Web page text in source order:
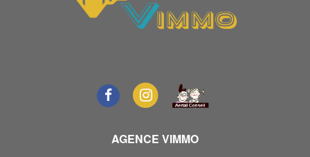
AGENCE VIMMO